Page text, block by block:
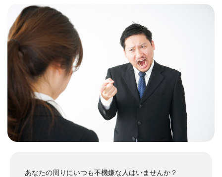
あなたの周りにいつも不機嫌な人はいませんか？